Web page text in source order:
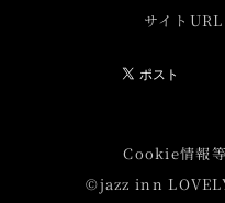
サイト
Cookie情報
©jazz inn